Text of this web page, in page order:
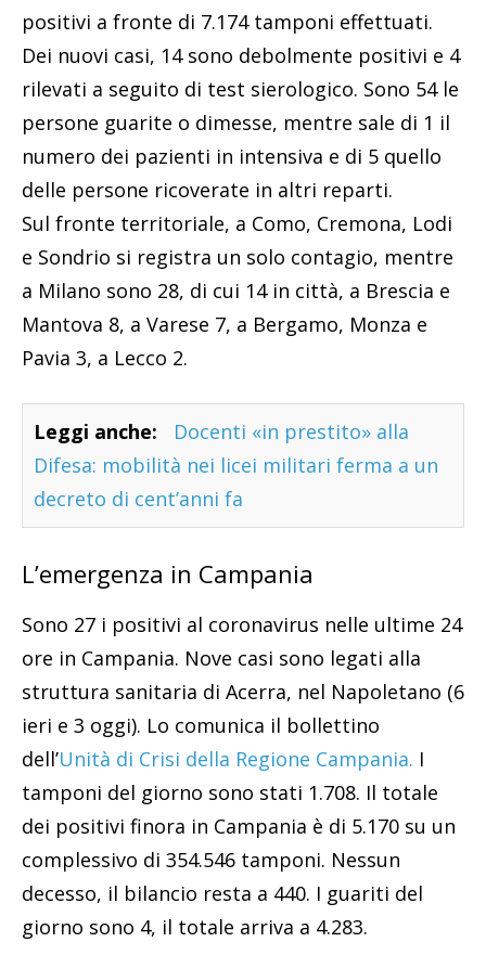
positivi a fronte di 7.174 tamponi effettuati.
Dei nuovi casi, 14 sono debolmente positivi e 4
rilevati a seguito di test sierologico. Sono 54 le
persone guarite o dimesse, mentre sale di 1 il
numero dei pazienti in intensiva e di 5 quello
delle persone ricoverate in altri reparti.
Sul fronte territoriale, a Como, Cremona, Lodi
e Sondrio si registra un solo contagio, mentre
a Milano sono 28, di cui 14 in città, a Brescia e
Mantova 8, a Varese 7, a Bergamo, Monza e
Pavia 3, a Lecco 2.
Leggi anche:
Docenti «in prestito» alla
Difesa: mobilità nei licei militari ferma a un
decreto di cent’anni fa
L’emergenza in Campania
Sono 27 i positivi al coronavirus nelle ultime 24
ore in Campania. Nove casi sono legati alla
struttura sanitaria di Acerra, nel Napoletano (6
ieri e 3 oggi). Lo comunica il bollettino
dell’Unità di Crisi della Regione Campania. I
tamponi del giorno sono stati 1.708. Il totale
dei positivi finora in Campania è di 5.170 su un
complessivo di 354.546 tamponi. Nessun
decesso, il bilancio resta a 440. I guariti del
giorno sono 4, il totale arriva a 4.283.